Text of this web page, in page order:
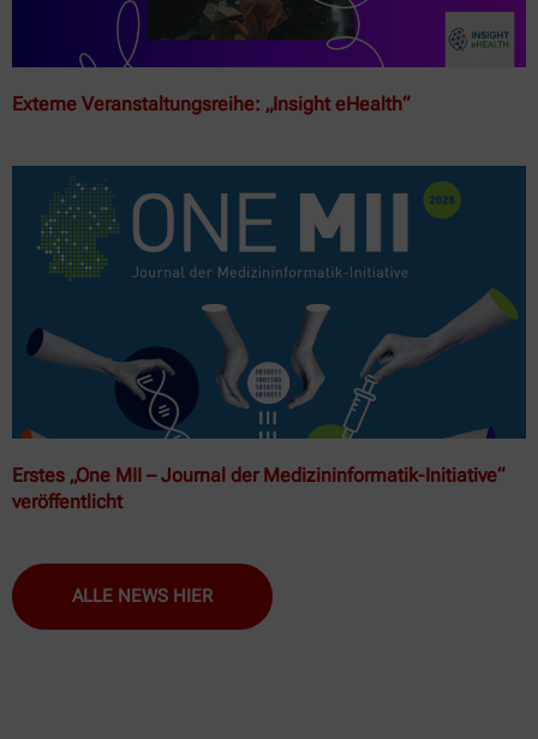
Externe Veranstaltungsreihe: „Insight eHealth“
Erstes „One MII – Journal der Medizininformatik-Initiative“
veröffentlicht
ALLE NEWS HIER